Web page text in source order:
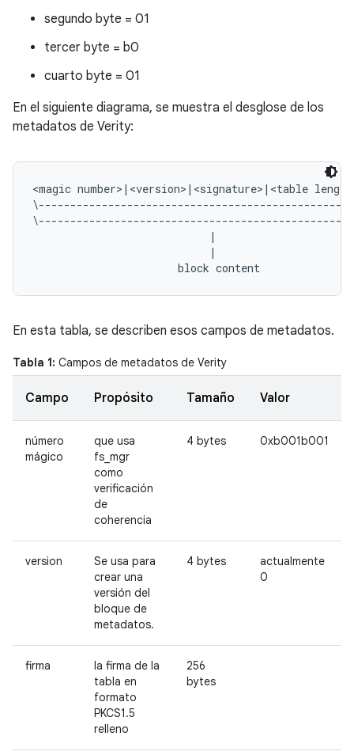
segundo byte = 01
tercer byte = b0
cuarto byte = 01
En el siguiente diagrama, se muestra el desglose de los
metadatos de Verity:
<magic number>|<version>|<signature>|<table
|
|
En esta tabla, se describen esos campos de metadatos.
Tabla 1: Campos de metadatos de Verity
Campo Propósito Tamaño Valor
número
mágico
que usa
fs_mgr
como
verificación
de
coherencia
4 bytes 0xb001b001
version
Se usa para
crear una
versión del
bloque de
metadatos.
4 bytes
actualmente
0
firma
la firma de la
tabla en
formato
PKCS1.5
relleno
256
bytes